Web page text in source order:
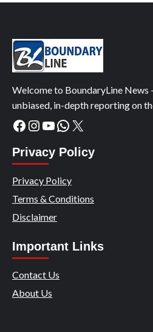
Welcome to BoundaryLine
unbiased, in-depth reporting on
Facebook
Instagram
YouTube
WhatsApp
X
Privacy Policy
Privacy Policy
Terms & Conditions
Disclaimer
Important Links
Contact Us
About Us